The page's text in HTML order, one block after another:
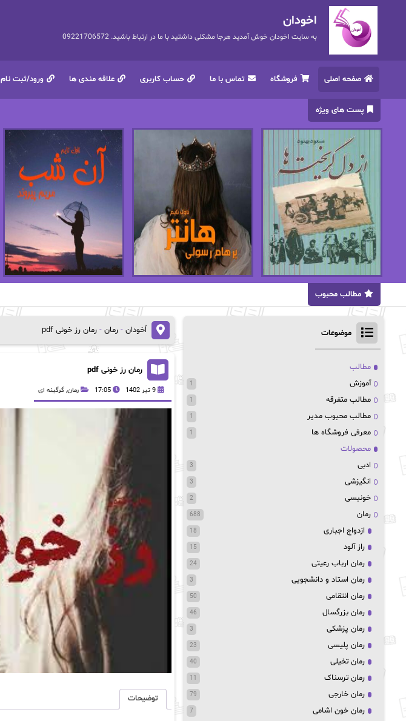
اخودان
به سایت اخودان خوش آمدید هرجا مشکلی داشتید با ما در ارتباط باشید. 09221706572
صفحه اصلی فروشگاه تماس با ما حساب کاربری علاقه مندی ها ورود/ثبت نام
پست های ویژه
مطالب محبوب
اُخودان - رمان - رمان رز خونی pdf
رمان رز خونی pdf
9 تیر 1402 17:05 رمان, گرگینه ای
توضیحات
موضوعات
مطالب
آموزش
1
مطالب متفرقه 1
مطالب محبوب مدیر 1
معرفی فروشگاه ها 1
محصولات
ادبی
3
انگیزشی 3
خونبسی 2
رمان 688
ازدواج اجباری 18
راز آلود 15
رمان ارباب رعیتی 24
رمان استاد و دانشجویی 3
رمان انتقامی 50
رمان بزرگسال 46
رمان پزشکی 3
رمان پلیسی 23
رمان تخیلی 40
رمان ترسناک 11
رمان خارجی 79
رمان خون اشامی 7